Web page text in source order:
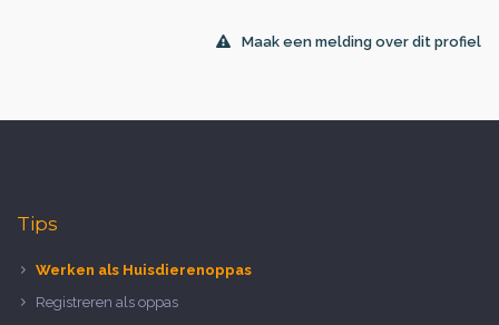
Maak een melding over dit profiel
Tips
Werken als Huisdierenoppas
Registreren als oppas